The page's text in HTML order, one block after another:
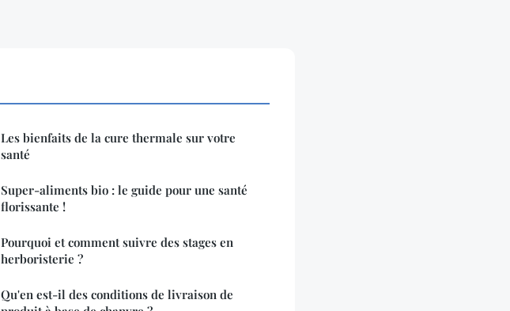
Les bienfaits de la cure thermale sur votre
santé
Super-aliments bio : le guide pour une santé
florissante !
Pourquoi et comment suivre des stages en
herboristerie ?
Qu'en est-il des conditions de livraison de